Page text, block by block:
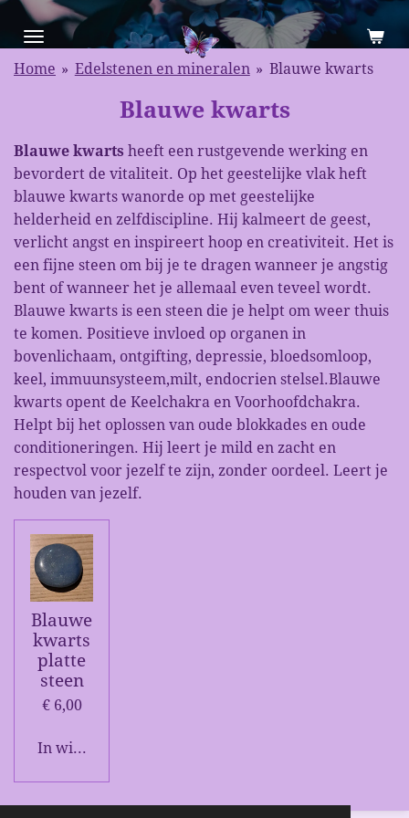
direct
naar
Home » Edelstenen en mineralen » Blauwe kwarts
Blauwe kwarts
Blauwe kwarts heeft een rustgevende werking en
bevordert de vitaliteit. Op het geestelijke vlak heft
blauwe kwarts wanorde op met geestelijke
helderheid en zelfdiscipline. Hij kalmeert de geest,
verlicht angst en inspireert hoop en creativiteit. Het is
een fijne steen om bij je te dragen wanneer je angstig
bent of wanneer het je allemaal even teveel wordt.
Blauwe kwarts is een steen die je helpt om weer thuis
te komen. Positieve invloed op organen in
bovenlichaam, ontgifting, depressie, bloedsomloop,
keel, immuunsysteem,milt, endocrien stelsel.Blauwe
kwarts opent de Keelchakra en Voorhoofdchakra.
Helpt bij het oplossen van oude blokkades en oude
conditioneringen. Hij leert je mild en zacht en
respectvol voor jezelf te zijn, zonder oordeel. Leert je
houden van jezelf.
Blauwe
kwarts
platte
steen
€ 6,00
In winkelwagen